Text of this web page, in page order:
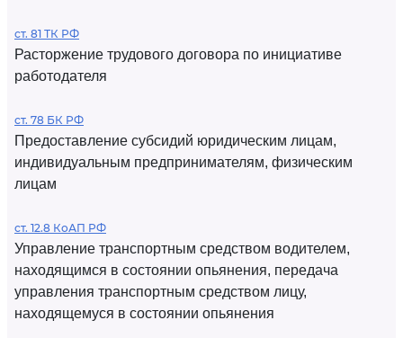
ст. 81 ТК РФ
Расторжение трудового договора по инициативе
работодателя
ст. 78 БК РФ
Предоставление субсидий юридическим лицам,
индивидуальным предпринимателям, физическим
лицам
ст. 12.8 КоАП РФ
Управление транспортным средством водителем,
находящимся в состоянии опьянения, передача
управления транспортным средством лицу,
находящемуся в состоянии опьянения